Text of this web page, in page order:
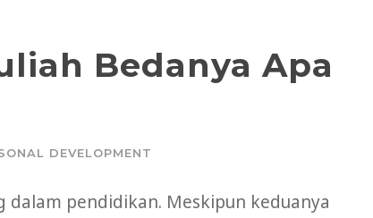
Bedanya Apa
DEVELOPMENT
pendidikan. Meskipun keduanya